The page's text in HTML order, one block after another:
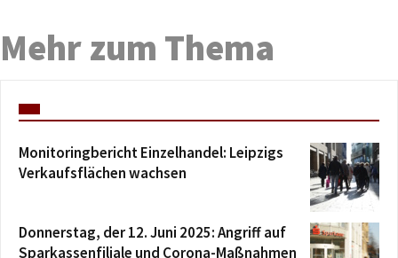
Mehr zum Thema
Monitoringbericht Einzelhandel: Leipzigs
Verkaufsflächen wachsen
Donnerstag, der 12. Juni 2025: Angriff auf
Sparkassenfiliale und Corona-Maßnahmen